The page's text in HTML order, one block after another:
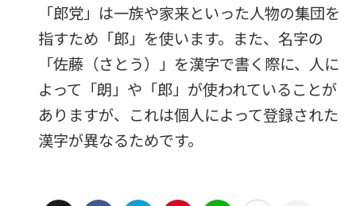
「郎党」は一族や家来といった人物の集団を
指すため「郎」を使います。また、名字の
「佐藤（さとう）」を漢字で書く際に、人に
よって「朗」や「郎」が使われていることが
ありますが、これは個人によって登録された
漢字が異なるためです。